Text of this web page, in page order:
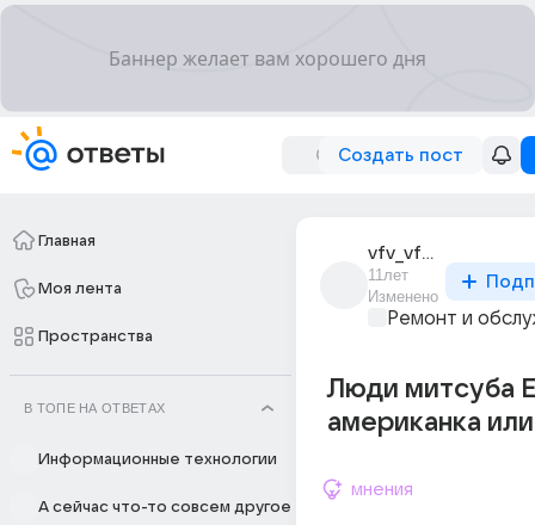
Создать пост
Главная
Моя лента
Пространства
В ТОПЕ НА ОТВЕТАХ
Информационные технологии
А сейчас что-то совсем другое
vfv_vfv_83
11лет
Изменено
Ремонт и
Люди митсуба
американка
мнения